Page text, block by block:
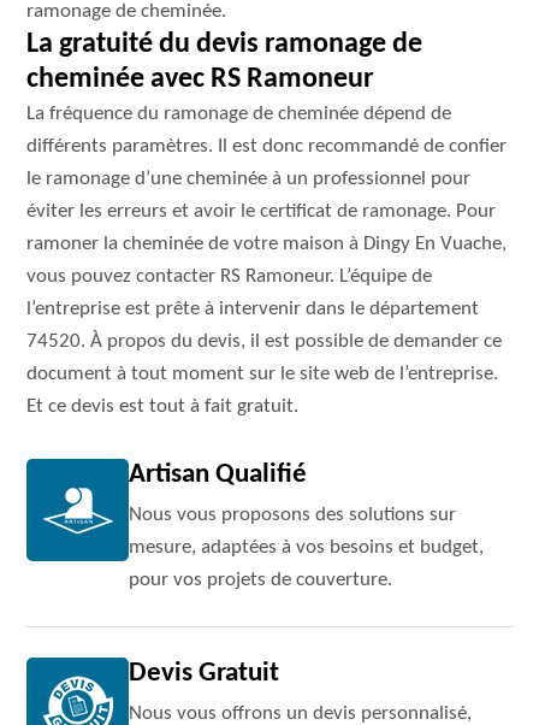
ramonage de cheminée.
La gratuité du devis ramonage de
cheminée avec RS Ramoneur
La fréquence du ramonage de cheminée dépend de
différents paramètres. Il est donc recommandé de confier
le ramonage d’une cheminée à un professionnel pour
éviter les erreurs et avoir le certificat de ramonage. Pour
ramoner la cheminée de votre maison à Dingy En Vuache,
vous pouvez contacter RS Ramoneur. L’équipe de
l’entreprise est prête à intervenir dans le département
74520. À propos du devis, il est possible de demander ce
document à tout moment sur le site web de l’entreprise.
Et ce devis est tout à fait gratuit.
Artisan Qualifié
Nous vous proposons des solutions sur
mesure, adaptées à vos besoins et budget,
pour vos projets de couverture.
Devis Gratuit
Nous vous offrons un devis personnalisé,